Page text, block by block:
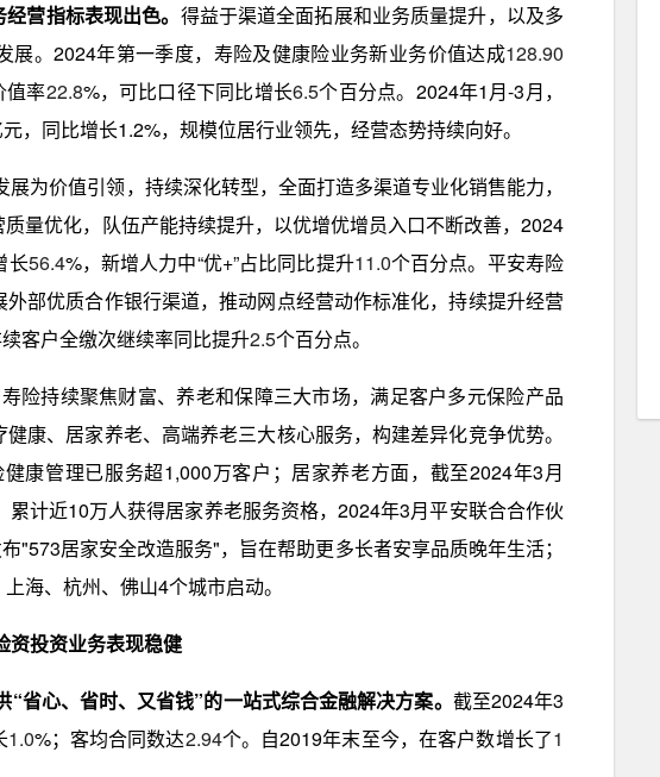
营指标表现出色。 得益于渠道全面拓展和业务质量提升，以及多
展。2024年第一季度，寿险及健康险业务新业务价值达成128.90
值率22.8%，可比口径下同比增长6.5个百分点。2024年1月-3月，
，同比增长1.2%，规模位居行业领先，经营态势持续向好。
为价值引领，持续深化转型，全面打造多渠道专业化销售能力，
量优化，队伍产能持续提升，以优增优增员入口不断改善，2024
长56.4%，新增人力中“优+”占比同比提升11.0个百分点。平安寿险
部优质合作银行渠道，推动网点经营动作标准化，持续提升经营
客户全缴次继续率同比提升2.5个百分点。
险持续聚焦财富、养老和保障三大市场，满足客户多元保险产品
康、居家养老、高端养老三大核心服务，构建差异化竞争优势。
康管理已服务超1,000万客户；居家养老方面，截至2024年3月
计近10万人获得居家养老服务资格，2024年3月平安联合合作伙
"573居家安全改造服务"，旨在帮助更多长者安享品质晚年生活；
海、杭州、佛山4个城市启动。
资投资业务表现稳健
省心、省时、又省钱”的一站式综合金融解决方案。 截至2024年3
1.0%；客均合同数达2.94个。自2019年末至今，在客户数增长了1